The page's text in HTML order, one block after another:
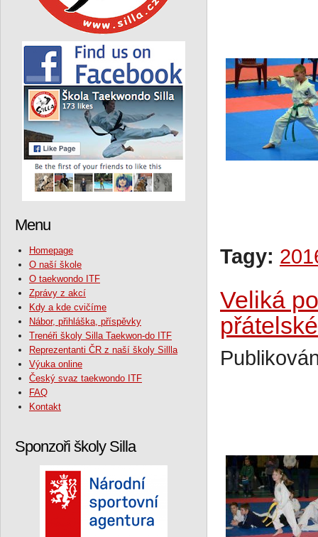
Menu
Homepage
O naší škole
O taekwondo ITF
Zprávy z akcí
Kdy a kde cvičíme
Nábor, přihláška, příspěvky
Trenéři školy Silla Taekwon-do ITF
Reprezentanti ČR z naší školy Sillla
Výuka online
Český svaz taekwondo ITF
FAQ
Kontakt
Sponzoři školy Silla
Tagy:
Veliká